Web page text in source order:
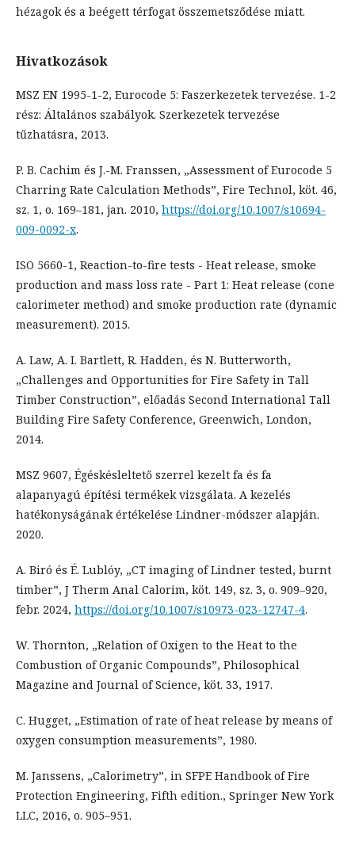
hézagok és a beégett térfogat összemetsződése miatt.
Hivatkozások
MSZ EN 1995-1-2, Eurocode 5: Faszerkezetek tervezése. 1-2
rész: Általános szabályok. Szerkezetek tervezése
tűzhatásra, 2013.
P. B. Cachim és J.-M. Franssen, „Assessment of Eurocode 5
Charring Rate Calculation Methods”, Fire Technol, köt. 46,
sz. 1, o. 169–181, jan. 2010, https://doi.org/10.1007/s10694-
009-0092-x.
ISO 5660-1, Reaction-to-fire tests - Heat release, smoke
production and mass loss rate - Part 1: Heat release (cone
calorimeter method) and smoke production rate (dynamic
measurement). 2015.
A. Law, A. I. Bartlett, R. Hadden, és N. Butterworth,
„Challenges and Opportunities for Fire Safety in Tall
Timber Construction”, előadás Second International Tall
Building Fire Safety Conference, Greenwich, London,
2014.
MSZ 9607, Égéskésleltető szerrel kezelt fa és fa
alapanyagú építési termékek vizsgálata. A kezelés
hatékonyságának értékelése Lindner-módszer alapján.
2020.
A. Biró és É. Lublóy, „CT imaging of Lindner tested, burnt
timber”, J Therm Anal Calorim, köt. 149, sz. 3, o. 909–920,
febr. 2024, https://doi.org/10.1007/s10973-023-12747-4.
W. Thornton, „Relation of Oxigen to the Heat to the
Combustion of Organic Compounds”, Philosophical
Magazine and Journal of Science, köt. 33, 1917.
C. Hugget, „Estimation of rate of heat release by means of
oxygen consumption measurements”, 1980.
M. Janssens, „Calorimetry”, in SFPE Handbook of Fire
Protection Engineering, Fifth edition., Springer New York
LLC, 2016, o. 905–951.